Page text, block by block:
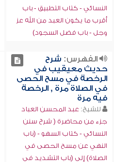
النسائي - كتاب التطبيق - باب
أقرب ما يكون العبد من الله عز
وجل - باب فضل السجود)
الفهرس: شرح
حديث معيقيب في
الرخصة في مسح الحصى
في الصلاة مرة , الرخصة
فيه مرة
للشيخ: عبد المحسن العباد
جزء من محاضرة ( شرح سنن
النسائي - كتاب السهو - (باب
النهي عن مسح الحصى في
الصلاة) إلى (باب التشديد في